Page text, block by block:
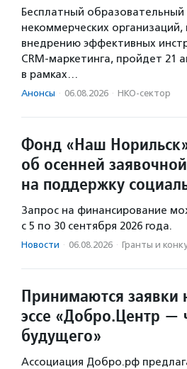
Бесплатный образовательный
некоммерческих
внедрению эффективных
CRM-маркетинга, пройдет 21
в рамках…
Анонсы · 06.08.2026 · НКО-сектор
Фонд «Наш
об осенней
на поддержку
Запрос на финансирование
с 5 по 30 сентября 2026 года.
Новости · 06.08.2026 · Гранты и
Принимаются заявки
эссе «Добро.Центр —
будущего»
Ассоциация Добро.рф